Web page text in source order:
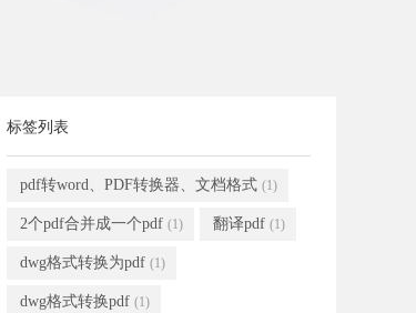
标签列表
pdf转word、PDF转换器、文档格式 (1)
2个pdf合并成一个pdf (1) 翻译pdf (1)
dwg格式转换为pdf (1)
dwg格式转换pdf (1)